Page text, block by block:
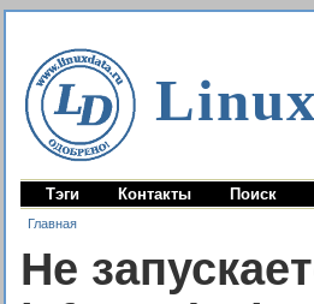
Тэги Контакты Поиск
Главная
Не